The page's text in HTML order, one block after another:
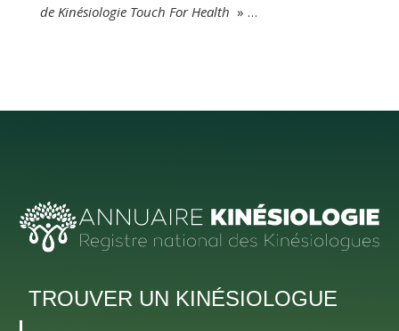
de Kinésiologie Touch For Health » …
TROUVER UN KINÉSIOLOGUE